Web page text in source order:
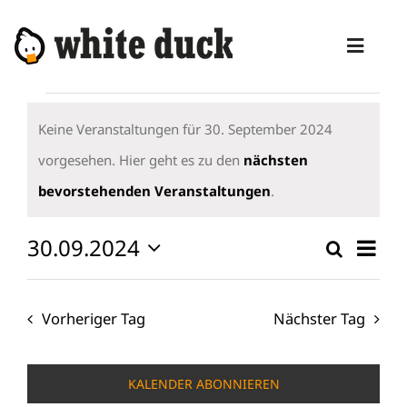
Inhalt
KOMPETENZEN
DIENSTLEISTUNGEN
PRODUKTE
ABOUT
für
30.
September
Hinweis
Keine Veranstaltungen für 30. September 2024
vorgesehen. Hier geht es zu den nächsten
bevorstehenden Veranstaltungen.
Suche
und
Suche
Tag
30.09.2024
Datum
Vorheriger Tag Nächster Tag
KALENDER ABONNIEREN